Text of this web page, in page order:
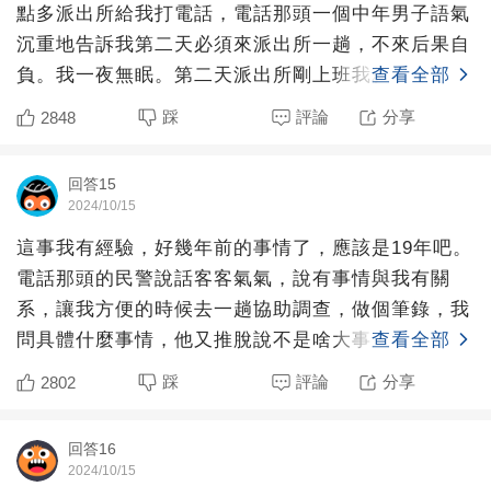
點多派出所給我打電話，電話那頭一個中年男子語氣
沉重地告訴我第二天必須來派出所一趟，不來后果自
負。我一夜無眠。第二天派出所剛上班我就到了。接
待說負責我的同事
查看全部
2848 踩 評論 分享
回答15
2024/10/15
這事我有經驗，好幾年前的事情了，應該是19年吧。
電話那頭的民警說話客客氣氣，說有事情與我有關
系，讓我方便的時候去一趟協助調查，做個筆錄，我
問具體什麼事情，他又推脫說不是啥大事，過來就知
道。然后我尋思，
查看全部
2802 踩 評論 分享
回答16
2024/10/15